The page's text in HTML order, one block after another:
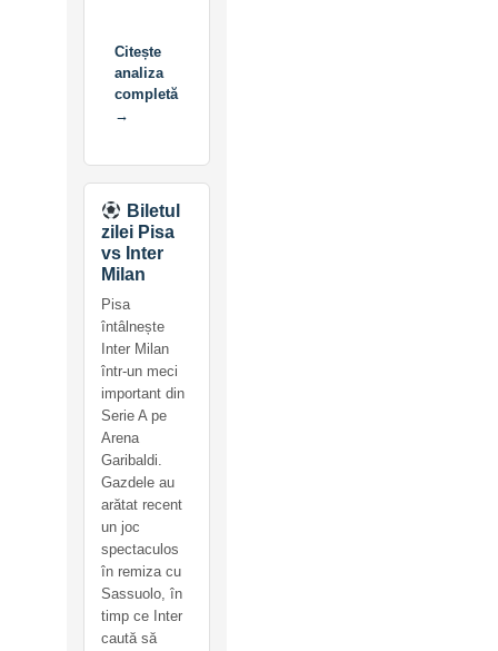
Citește
analiza
completă
→
Biletul
zilei Pisa
vs Inter
Milan
Pisa
întâlnește
Inter Milan
într-un meci
important din
Serie A pe
Arena
Garibaldi.
Gazdele au
arătat recent
un joc
spectaculos
în remiza cu
Sassuolo, în
timp ce Inter
caută să